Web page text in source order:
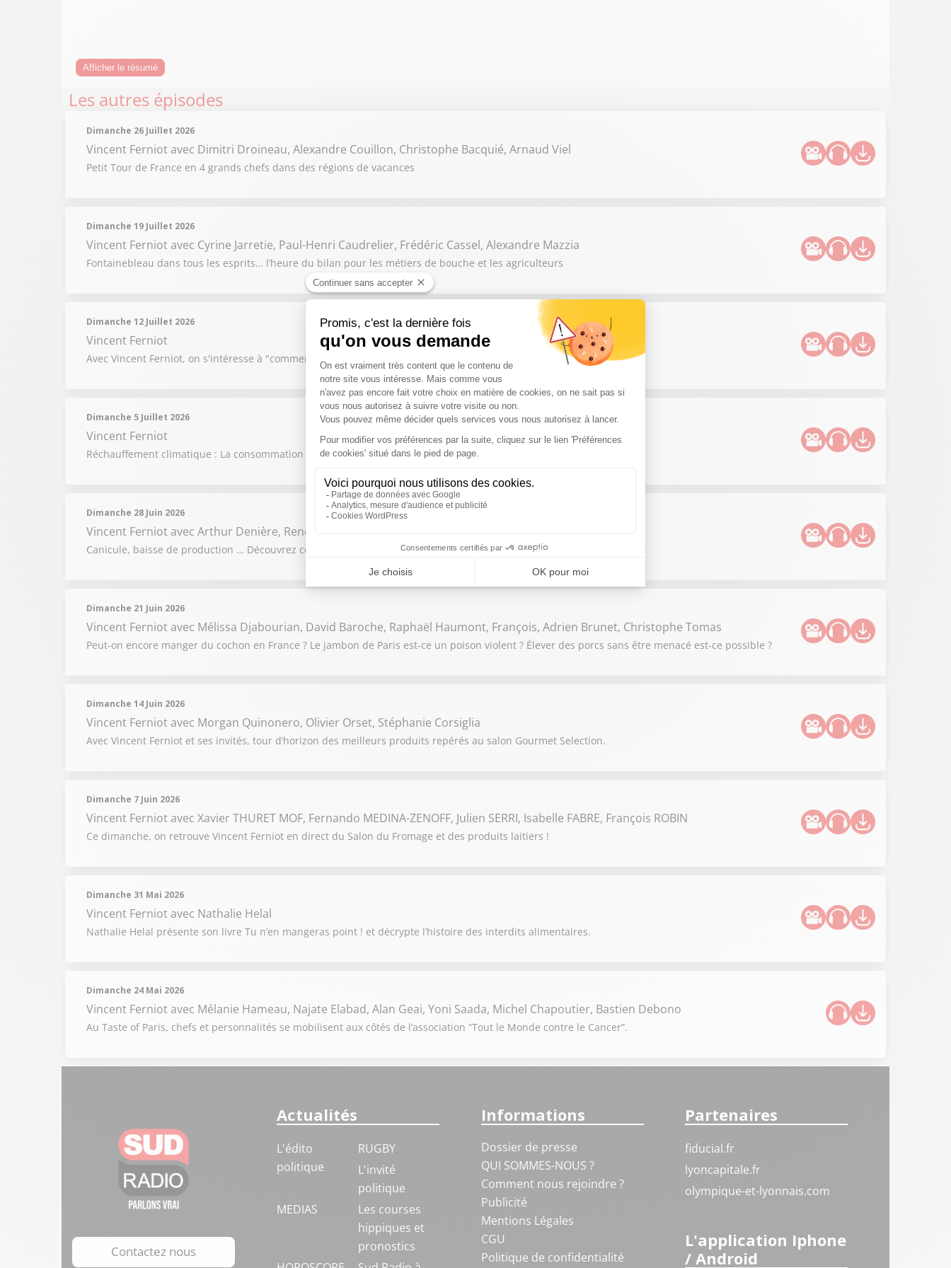
Afficher le résumé
Les autres épisodes
Dimanche 26 Juillet 2026
Vincent Ferniotavec Dimitri Droineau, Alexandre Couillon, Christophe Bacquié, Arnaud Viel
Petit Tour de France en 4 grands chefs dans des régions de vacances
Dimanche 19 Juillet 2026
Vincent Ferniotavec Cyrine Jarretie, Paul-Henri Caudrelier, Frédéric Cassel, Alexandre Mazzia
Fontainebleau dans tous les esprits… l’heure du bilan pour les métiers de bouche et les agriculteurs
Dimanche 12 Juillet 2026
Vincent Ferniot
Avec Vincent Ferniot, on s'intéresse à "comment décrypter les étiquettes de nos aliments pour manger sain"
Dimanche 5 Juillet 2026
Vincent Ferniot
Réchauffement climatique : La consommation de glaces en forte hausse, les pâtissiers deviennent tous des glaciers.
Dimanche 28 Juin 2026
Vincent Ferniotavec Arthur Denière, René Fournier, Alexandre Fonseca, Julien Job
Canicule, baisse de production … Découvrez comment les fortes chaleurs impactent les vaches et l'élevage en France.
Dimanche 21 Juin 2026
Vincent Ferniotavec Mélissa Djabourian, David Baroche, Raphaël Haumont, François, Adrien Brunet, Christophe Tomas
Peut-on encore manger du cochon en France ? Le jambon de Paris est-ce un poison violent ? Élever des porcs sans être menacé est-ce possible ?
Dimanche 14 Juin 2026
Vincent Ferniotavec Morgan Quinonero, Olivier Orset, Stéphanie Corsiglia
Avec Vincent Ferniot et ses invités, tour d’horizon des meilleurs produits repérés au salon Gourmet Selection.
Dimanche 7 Juin 2026
Vincent Ferniotavec Xavier THURET MOF, Fernando MEDINA-ZENOFF, Julien SERRI, Isabelle FABRE, François ROBIN
Ce dimanche, on retrouve Vincent Ferniot en direct du Salon du Fromage et des produits laitiers !
Dimanche 31 Mai 2026
Vincent Ferniot avec Nathalie Helal
Nathalie Helal présente son livre Tu n’en mangeras point ! et décrypte l’histoire des interdits alimentaires.
Dimanche 24 Mai 2026
Vincent Ferniotavec Mélanie Hameau, Najate Elabad, Alan Geai, Yoni Saada, Michel Chapoutier, Bastien Debono
Au Taste of Paris, chefs et personnalités se mobilisent aux côtés de l’association “Tout le Monde contre le Cancer”.
Contactez nous
Actualités
L'édito
politique
RUGBY
L'invité
politique
MEDIAS
Les courses
hippiques et
pronostics
Informations
Dossier de presse
QUI SOMMES-NOUS ?
Comment nous rejoindre ?
Publicité
Mentions Légales
CGU
Politique de confidentialité
Partenaires
fiducial.fr
lyoncapitale.fr
olympique-et-lyonnais.com
L'application Iphone
/ Android